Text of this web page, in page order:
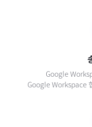
Google
Google Workspace